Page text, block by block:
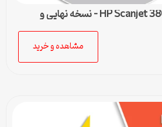
دانلود درایور اسکنر HP Scanjet 3800 – نسخه نهایی و
مشاهده و خرید